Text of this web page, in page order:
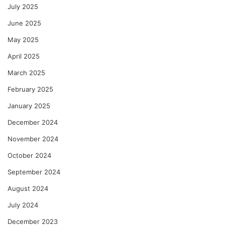
July 2025
June 2025
May 2025
April 2025
March 2025
February 2025
January 2025
December 2024
November 2024
October 2024
September 2024
August 2024
July 2024
December 2023